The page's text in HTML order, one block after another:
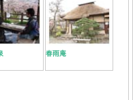
春雨庵